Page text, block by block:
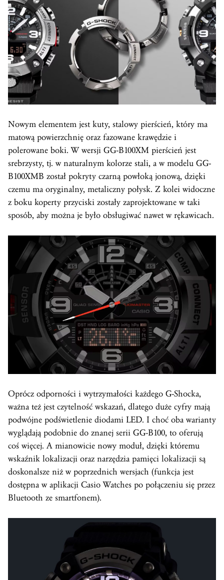
Nowym elementem jest kuty, stalowy pierścień, który ma
matową powierzchnię oraz fazowane krawędzie i
polerowane boki. W wersji GG-B100XM pierścień jest
srebrzysty, tj. w naturalnym kolorze stali, a w modelu GG-
B100XMB został pokryty czarną powłoką jonową, dzięki
czemu ma oryginalny, metaliczny połysk. Z kolei widoczne
z boku koperty przyciski zostały zaprojektowane w taki
sposób, aby można je było obsługiwać nawet w rękawicach.
Oprócz odporności i wytrzymałości każdego G-Shocka,
ważna też jest czytelność wskazań, dlatego duże cyfry mają
podwójne podświetlenie diodami LED. I choć oba warianty
wyglądają podobnie do znanej serii GG-B100, to oferują
coś więcej. A mianowicie nowy moduł, dzięki któremu
wskaźnik lokalizacji oraz narzędzia pamięci lokalizacji są
doskonalsze niż w poprzednich wersjach (funkcja jest
dostępna w aplikacji Casio Watches po połączeniu się przez
Bluetooth ze smartfonem).